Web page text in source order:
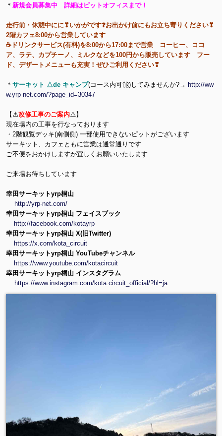
＊ 新規会員募集中 詳細はピットオフィスまで！
走行前・休憩中にに❣いかがです❓お出かけ前にもお立ち寄りください❣
2階カフェ8:00から営業しています
☕ドリンクサービス(有料)を8:00から17:00まで営業 コーヒー、ココ
ア、ラテ、カプチーノ、ミルクなどを100円から販売しています フー
ド、デザートメニューも充実！ぜひご利用ください❣
＊ サーキット △de キャンプ(コース内可能)してみませんか?→ http://ww
w.yrp-net.com/?page_id=30347
【⚠️改修工事のご案内⚠️】
現在場内の工事を行なっております
・2階観覧デッキ(南側側) 一部使用できないピットがございます
サーキット、カフェともに営業は通常通りです
ご不便をおかけしますが宜しくお願いいたします
ご来場お待ちしています
幸田サーキットyrp桐山
http://yrp-net.com/
幸田サーキットyrp桐山 フェイスブック
http://facebook.com/kotayrp
幸田サーキットyrp桐山 X(旧Twitter)
https://x.com/kota_circuit
幸田サーキットyrp桐山 YouTubeチャンネル
https://www.youtube.com/kotacircuit
幸田サーキットyrp桐山 インスタグラム
https://www.instagram.com/kota.circuit_official/?hl=ja